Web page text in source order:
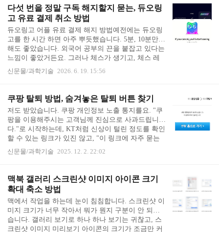
박스와 구글포토를 같이 쓰고 있던 상태라 드롭박스
에 원본이 남아는 있었습니다. 앞으로 클라우드 어플
에 사진 보관과 삭제를 어떻게 해야 하는 걸까요? 그
래서 직접 드롭박스와 구글포토 두 가지 클라우드 어
플에 사진을 보관하고 삭제했을 때 원본이 보존되는
지 실험을 해 보았습니다. 클라우드 원본 유지 비교
실험대상 마당에서 꽃 사진 여섯 장을 찍었습니다. ..
다섯 번을 정말 구독 해지할지 묻는, 듀오링
고 유료 결제 취소 방법
듀오링고 어플 유료 결제 해지 방법예전에는 듀오링
고를 한 시간 하면 아주 뿌듯했습니다. 5분, 10분만
해도 좋았습니다. 외국어 공부의 끈을 붙잡고 있다는
느낌이 좋았거든요. 그러나 체스가 생기고, 체스 레
슨으로 시작해 빠져들자, 어느덧 듀오링고는 10만원
짜리 체스 게임 어플이 되어 버렸습니다. 이제 우리
장 아래의 점 세개를 눌러 프로필로 들어간 후, 프로
필 우측 상단의 톱니바퀴를 누릅니다. 톱니바퀴 설정
하단에 구독 관리(manage subscription)가 있습니다.
구독 관리 버튼을 누르면 듀오링고 요금제의 장점과
혜택을 다시 한 번 소개합니다. 이제 보니 아예 이름
부터 대놓고 듀오링고: 언어 & 체스네요. (그 체스때
문에 구독 해지하는데.....
신문물/과학기술 2026. 6. 19. 15:56
쿠팡 탈퇴 방법, 숨겨놓은 탈퇴 버튼 찾기
저도 받았습니다. 쿠팡 개인정보 노출 통지를요. "쿠
팡을 이용해주시는 고객님께 진심으로 사과드립니
다."로 시작하는데, KT처럼 신상이 털린 정도를 확인
할 수 있는 링크가 있진 않고, "이 링크에 자주 묻는
질문 있으니 여기에서 확인해라. 여기에 업데이트할
게"가 끝입니다. 귀찮게 하지 말라는 소리로 들립니
후, 화면 메뉴 중에 My 정보 - 개인정보확인/수정으
로 들어갑니다. 개인정보 확인/수정으로 들어가면 우
측 하단에 탈퇴 버튼이 있습니다. "탈퇴를 원하시면
우측의 회원탈퇴 버튼을 눌러주세요" 라고요. 회원탈
퇴를 눌러줍니다. 쿠팡 탈퇴는 4단계로 이루어져 있
습니다. 1단게 본인인증, 2단계 쿠팡이용내역 확인, 3
신문물/과학기술 2025. 12. 2. 22:02
맥북 갤러리 스크린샷 이미지 아이콘 크기
확대 축소 방법
맥에서 작업을 하는데 눈이 침침합니다. 스크린샷 이
미지 크기가 너무 작아서 뭐가 뭔지 구분이 안 되었
습니다. 갤러리 보기로 하나 하나 보기는 귀찮고, 스
크린샷 이미지 미리보기 아이콘의 크기가 조금만 커